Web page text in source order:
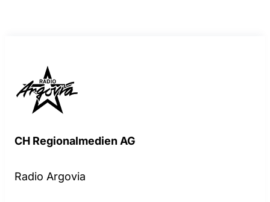
CH Regionalmedien AG
Radio Argovia